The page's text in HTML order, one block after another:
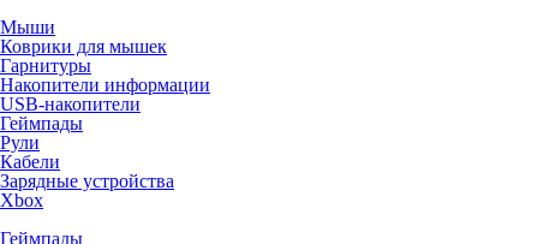
Мыши
Коврики для мышек
Гарнитуры
Накопители информации
USB-накопители
Геймпады
Рули
Кабели
Зарядные устройства
Xbox
Геймпады